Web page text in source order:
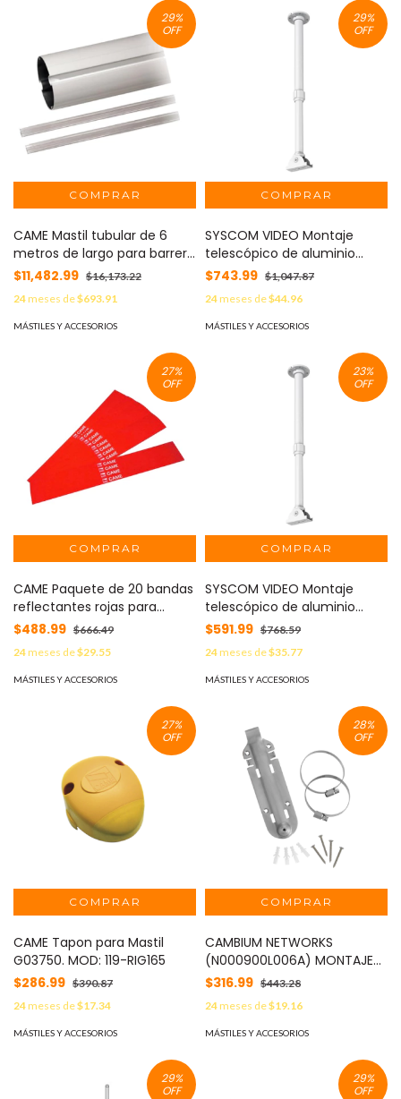
29%
OFF
CAME Mastil tubular de 6
metros de largo para barrera
CAME G6000 MOD: 001-
$11,482.99 $16,173.22
24meses de$693.91
MÁSTILES Y ACCESORIOS
29%
OFF
SYSCOM VIDEO Montaje
telescópico de aluminio
1000-2000 mm MOD: XBRT-
$743.99 $1,047.87
24meses de$44.96
MÁSTILES Y ACCESORIOS
27%
OFF
CAME Paquete de 20 bandas
reflectantes rojas para
mástil 001-G0401,001-G0601
CAME MOD: 001-G02809
$488.99 $666.49
24meses de$29.55
MÁSTILES Y ACCESORIOS
23%
OFF
SYSCOM VIDEO Montaje
telescópico de aluminio
600-1200 mm MOD: XBRT-
$591.99 $768.59
24meses de$35.77
MÁSTILES Y ACCESORIOS
27%
OFF
CAME Tapon para Mastil
G03750. MOD: 119-RIG165
$286.99 $390.87
24meses de$17.34
MÁSTILES Y ACCESORIOS
28%
OFF
CAMBIUM NETWORKS
(N000900L006A) MONTAJE
P/RAD CONECTORIZADOS
EPMP MOD: E-MOUNT
$316.99 $443.28
24meses de$19.16
MÁSTILES Y ACCESORIOS
29%
OFF
29%
OFF